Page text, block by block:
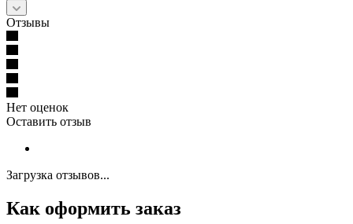
Отзывы
Нет оценок
Оставить отзыв
Загрузка отзывов...
Как оформить заказ